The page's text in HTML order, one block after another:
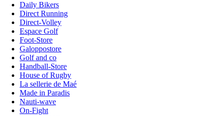
Daily Bikers
Direct Running
Direct-Volley
Espace Golf
Foot-Store
Galoppostore
Golf and co
Handball-Store
House of Rugby
La sellerie de Maé
Made in Paradis
Nauti-wave
On-Fight